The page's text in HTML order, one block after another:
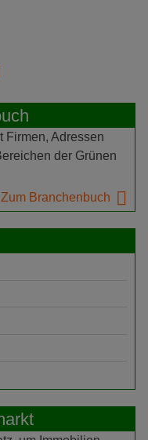
Firmen, Adressen
der Grünen
Zum Branchenbuch